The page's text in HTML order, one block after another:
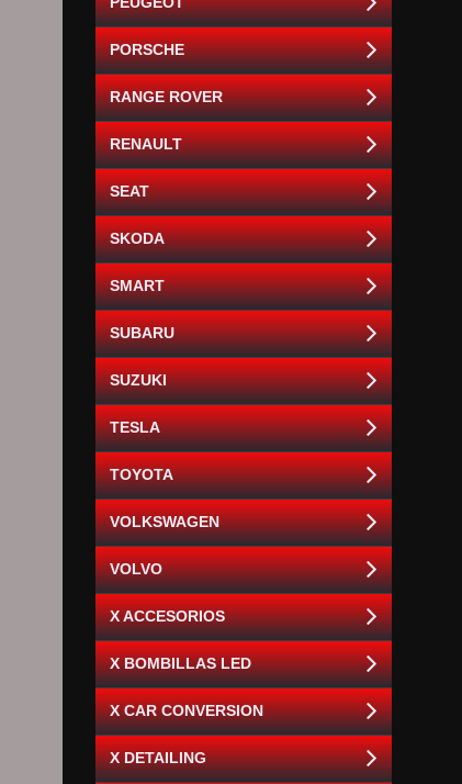
PORSCHE
RANGE ROVER
RENAULT
SEAT
SKODA
SMART
SUBARU
SUZUKI
TESLA
TOYOTA
VOLKSWAGEN
VOLVO
X ACCESORIOS
X BOMBILLAS LED
X CAR CONVERSION
X DETAILING